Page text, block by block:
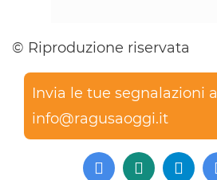
© Riproduzione riservata
Invia le tue segnalazioni a
info@ragusaoggi.it